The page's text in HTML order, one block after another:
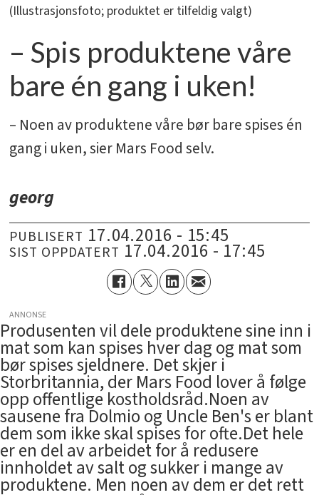
(Illustrasjonsfoto; produktet er tilfeldig valgt)
– Spis produktene våre
bare én gang i uken!
– Noen av produktene våre bør bare spises én
gang i uken, sier Mars Food selv.
georg
PUBLISERT 17.04.2016 - 15:45
SIST OPPDATERT 17.04.2016 - 17:45
ANNONSE
Produsenten vil dele produktene sine inn i
mat som kan spises hver dag og mat som
bør spises sjeldnere. Det skjer i
Storbritannia, der Mars Food lover å følge
opp offentlige kostholdsråd.Noen av
sausene fra Dolmio og Uncle Ben's er blant
dem som ikke skal spises for ofte.Det hele
er en del av arbeidet for å redusere
innholdet av salt og sukker i mange av
produktene. Men noen av dem er det rett